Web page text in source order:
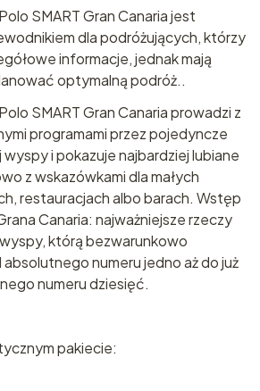
SMART Gran Canaria jest
dla podróżujących, którzy
informacje, jednak mają
optymalną podróż..
SMART Gran Canaria prowadzi z
programami przez pojedyncze
i pokazuje najbardziej lubiane
z wskazówkami dla małych
restauracjach albo barach. Wstęp
Canaria: najważniejsze rzeczy
którą bezwarunkowo
numeru jedno aż do już
numeru dziesięć.
pakiecie: